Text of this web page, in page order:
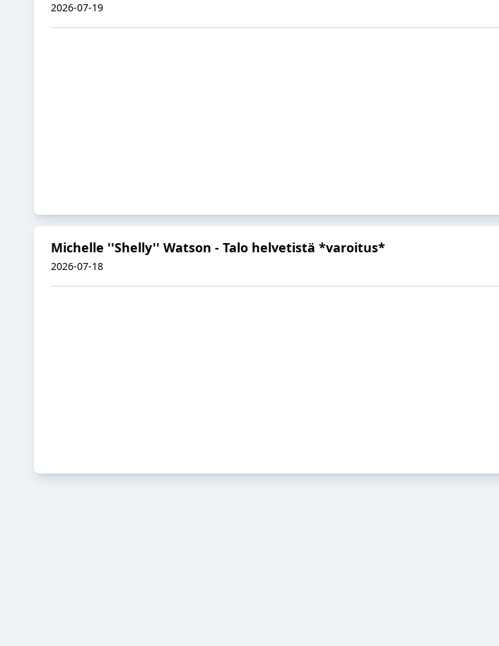
2026-07-19
Michelle ''Shelly'' Watson - Talo helvetistä *varoitus*
2026-07-18